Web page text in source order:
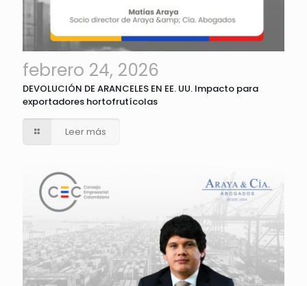
febrero 24, 2026
DEVOLUCIÓN DE ARANCELES EN EE. UU. Impacto para
exportadores hortofrutícolas
Leer más